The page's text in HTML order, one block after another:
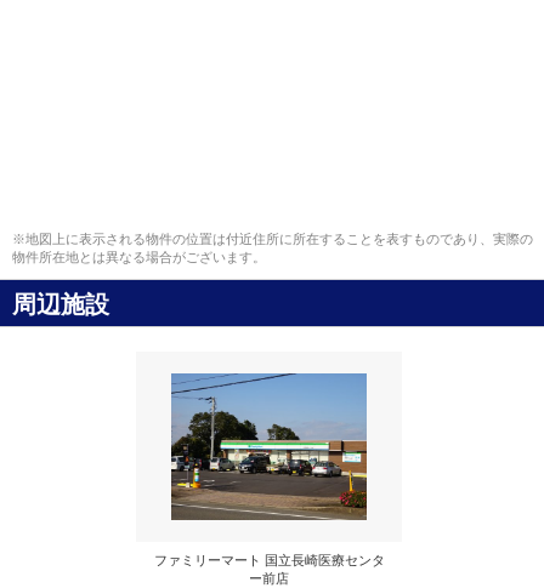
※地図上に表示される物件の位置は付近住所に所在することを表すものであり、実際の
物件所在地とは異なる場合がございます。
周辺施設
ファミリーマート 国立長崎医療センタ
ー前店